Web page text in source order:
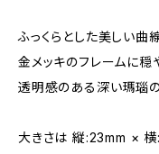
ふっくらとした美しい曲
金メッキのフレームに穏
透明感のある深い瑪瑙の
大きさは 縦:23mm × 横